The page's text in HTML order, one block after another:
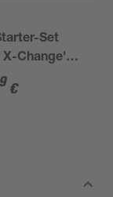
Set
X-Change'
und Akku
Ah
€